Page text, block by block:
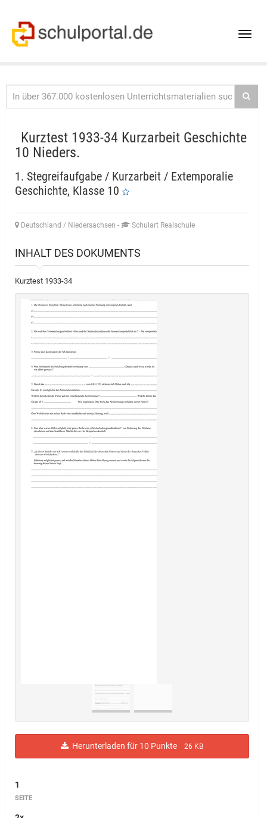
Toggle
Kurztest 1933-34 Kurzarbeit Geschichte
10 Nieders.
1. Stegreifaufgabe / Kurzarbeit / Extemporalie
Geschichte, Klasse 10
Deutschland / Niedersachsen - Schulart Realschule
INHALT DES DOKUMENTS
Kurztest 1933-34
Herunterladen für 10 Punkte 26 KB
1
SEITE